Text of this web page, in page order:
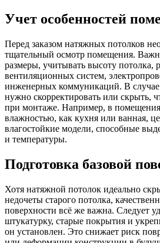
Учет особенностей
Перед заказом натяжных потолков
тщательный осмотр помещения.
размеры, учитывать высоту потолка,
вентиляционных систем,
инженерных коммуникаций. В
нужно скорректировать или скрыть,
при монтаже. Например, в
влажностью, как кухня или ванная,
влагостойкие модели, способные
и температуры.
Подготовка базовой
Хотя натяжной потолок идеально
недочеты старого потолка,
поверхности всё же важна. Следует
штукатурку, старые покрытия и
он установлен. Это снижает риск